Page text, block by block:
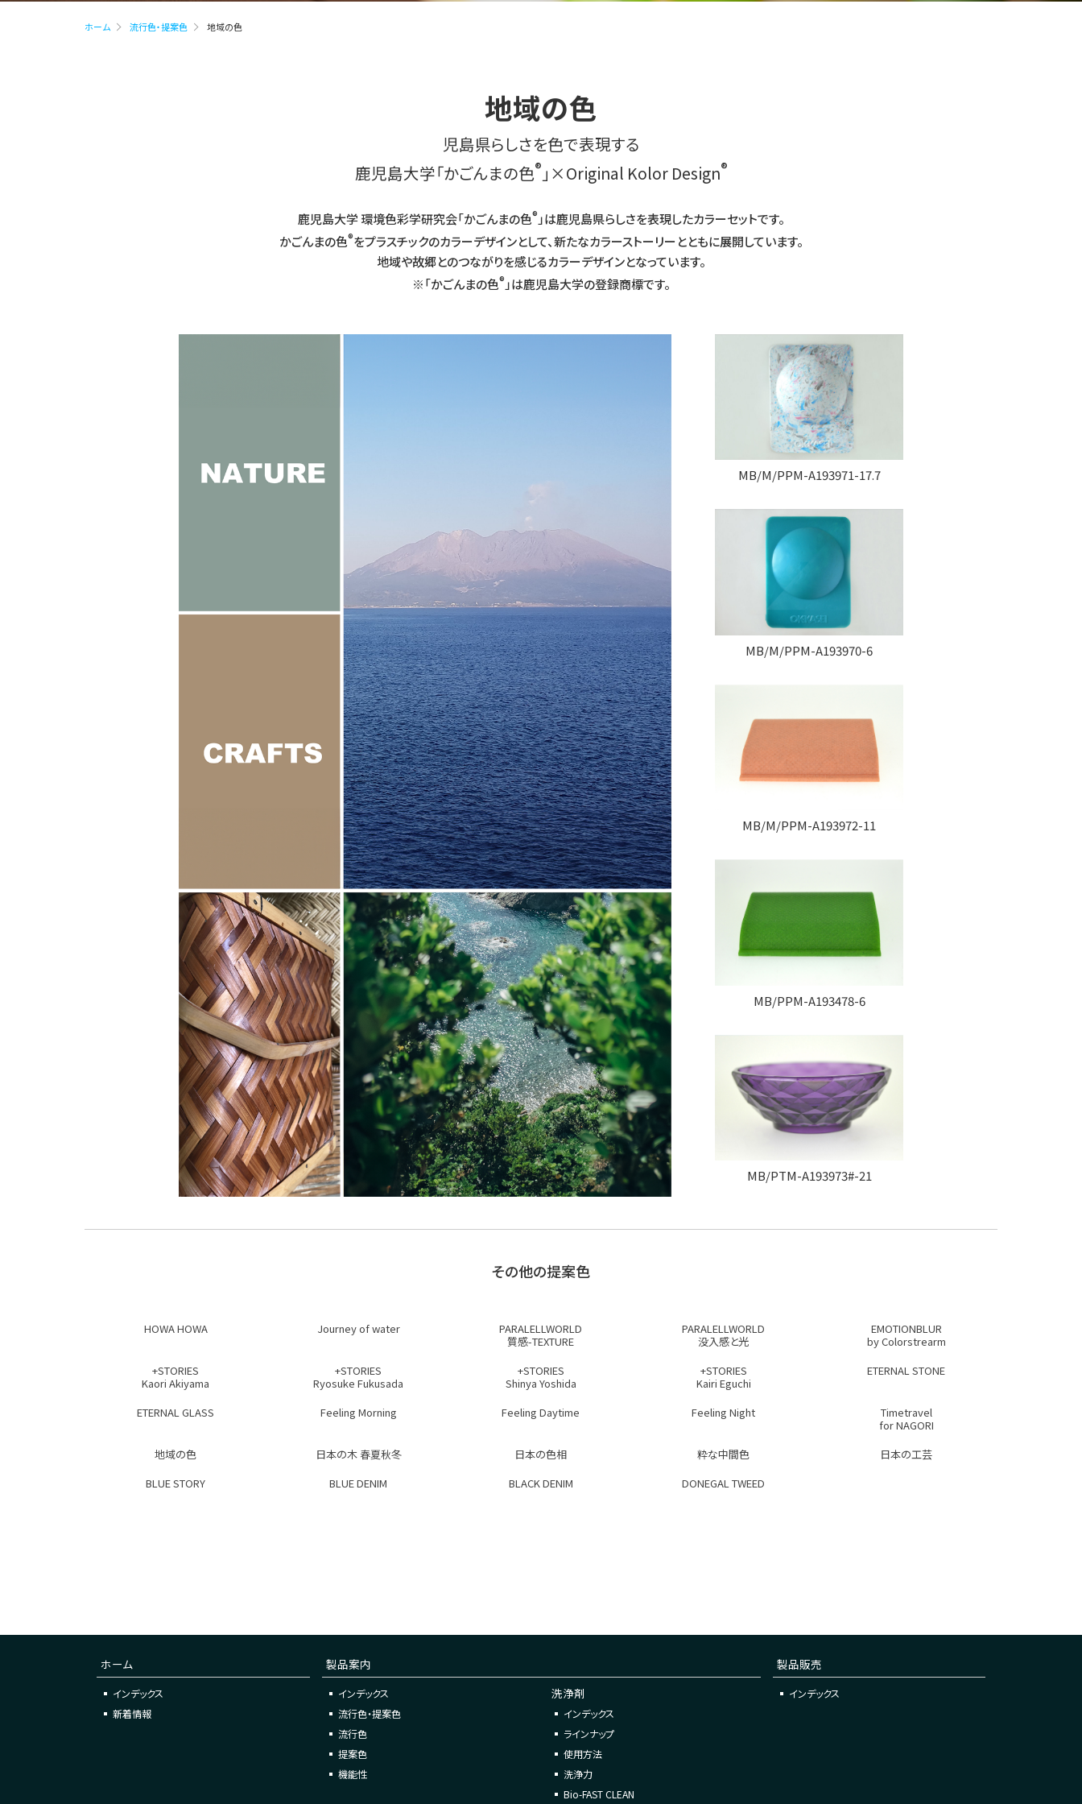
ホーム 流行色・提案色 地域の色
地域の色
児島県らしさを色で表現する
鹿児島大学「かごんまの色® 」×Original Kolor Design®
鹿児島大学 環境色彩学研究会「かごんまの色® 」は鹿児島県らしさを表現したカラーセットです。
かごんまの色®をプラスチックのカラーデザインとして、新たなカラーストーリーとともに展開しています。
地域や故郷とのつながりを感じるカラーデザインとなっています。
※「かごんまの色® 」は鹿児島大学の登録商標です。
MB/M/PPM-A193971-17.7
MB/M/PPM-A193970-6
MB/M/PPM-A193972-11
MB/PPM-A193478-6
MB/PTM-A193973#-21
その他の提案色
HOWA HOWA Journey of water
PARALELLWORLD
質感-TEXTURE
PARALELLWORLD
没入感と光
EMOTIONBLUR
by Colorstrearm
+STORIES
Kaori Akiyama
+STORIES
Ryosuke Fukusada
+STORIES
Shinya Yoshida
+STORIES
Kairi Eguchi
ETERNAL STONE
ETERNAL GLASS Feeling Morning Feeling Daytime Feeling Night
Timetravel
for NAGORI
地域の色
日本の木 春夏秋冬 日本の色相 粋な中間色
日本の工芸
BLUE STORY
BLUE DENIM BLACK DENIM DONEGAL TWEED
ホーム 製品案内 製品販売
インデックス
新着情報
インデックス
流行色・提案色
流行色
提案色
機能性
洗浄剤
インデックス
ラインナップ
使用方法
洗浄力
Bio-FAST CLEAN
インデックス